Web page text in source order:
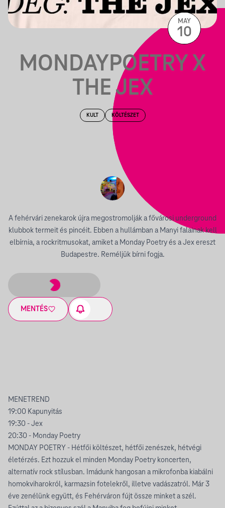
MONDAYPOETRY X
THE JEX
KULT KÖLTÉSZET
A fehérvári zenekarok újra megostromolják a fővárosi underground
klubbok termeit és pincéit. Ebben a hullámban a Manyi falainak kell
elbírnia, a rockritmusokat, amiket a Monday Poetry és a Jex ereszt
Budapestre. Reméljük bírni fogja.
MENTÉS
MAY
10
MENETREND
19:00 Kapunyitás
19:30 - Jex
20:30 - Monday Poetry
MONDAY POETRY - Hétfői költészet, hétfői zenészek, hétvégi
életérzés. Ezt hozzuk el minden Monday Poetry koncerten,
alternatív rock stílusban. Imádunk hangosan a mikrofonba kiabálni
homokviharokról, karmazsin fotelekről, illetve vadászatról. Már 3
éve zenélünk együtt, és Fehérváron fújt össze minket a szél.